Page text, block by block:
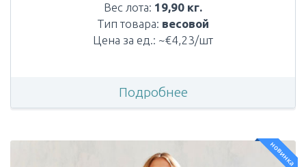
Вес лота: 19,90 кг.
Тип товара: весовой
Цена за ед.: ~€4,23/шт
Подробнее
новинка